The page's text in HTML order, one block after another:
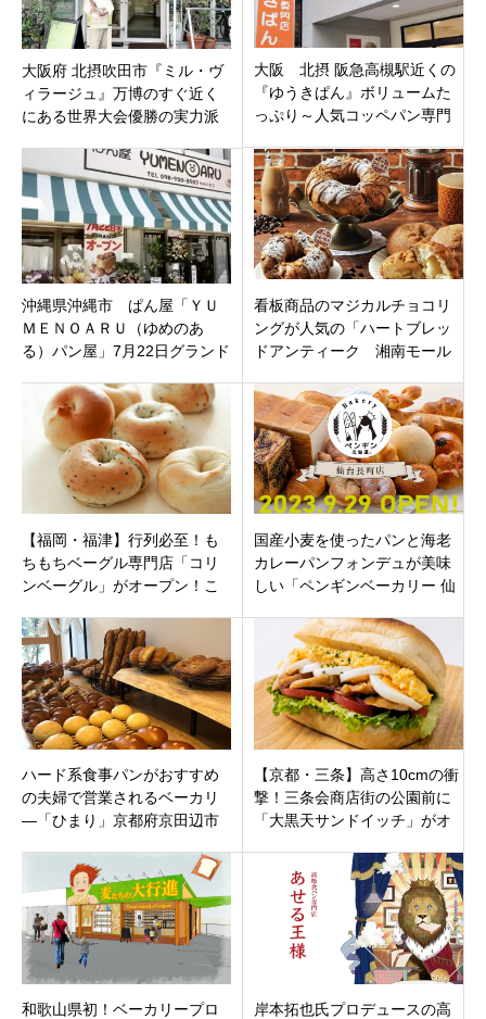
大阪府 北摂吹田市『ミル・ヴ
ィラージュ』万博のすぐ近く
にある世界大会優勝の実力派
大阪 北摂 阪急高槻駅近くの
『ゆうきぱん』ボリュームた
っぷり～人気コッペパン専門
沖縄県沖縄市 ぱん屋「ＹＵ
ＭＥＮＯＡＲＵ（ゆめのあ
る）パン屋」7月22日グランド
看板商品のマジカルチョコリ
ングが人気の「ハートブレッ
ドアンティーク 湘南モール
オープン
【福岡・福津】行列必至！も
ちもちベーグル専門店「コリ
ンベーグル」がオープン！こ
ューも紹介
国産小麦を使ったパンと海老
カレーパンフォンデュが美味
しい「ペンギンベーカリー 仙
にオープン
ハード系食事パンがおすすめ
の夫婦で営業されるベーカリ
―「ひまり」京都府京田辺市
【京都・三条】高さ10cmの衝
撃！三条会商店街の公園前に
「大黒天サンドイッチ」がオ
和歌山県初！ベーカリープロ
岸本拓也氏プロデュースの高